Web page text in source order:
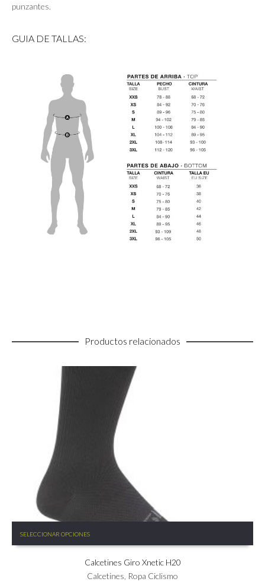
punzantes.
GUIA DE TALLAS:
Productos relacionados
SELECCIONAR OPCIONES
producto
Calcetines Giro Xnetic H20
Calcetines Ropa Ciclismo